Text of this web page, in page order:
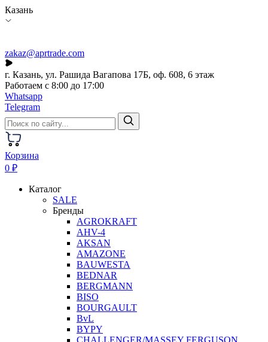
Казань
zakaz@aprtrade.com
г. Казань, ул. Рашида Вагапова 17Б, оф. 608, 6 этаж
Работаем с 8:00 до 17:00
Whatsapp
Telegram
Корзина
0 ₽
Каталог
SALE
Бренды
AGROKRAFT
AHV-4
AKSAN
AMAZONE
BAUWESTA
BEDNAR
BERGMANN
BISO
BOURGAULT
BvL
BYPY
CHALLENGER/MASSEY FERGUSON